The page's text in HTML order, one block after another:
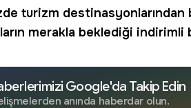
turizm destinasyonlarından
merakla beklediği indirimli
Google'da Takip Edin
anında haberdar olun.